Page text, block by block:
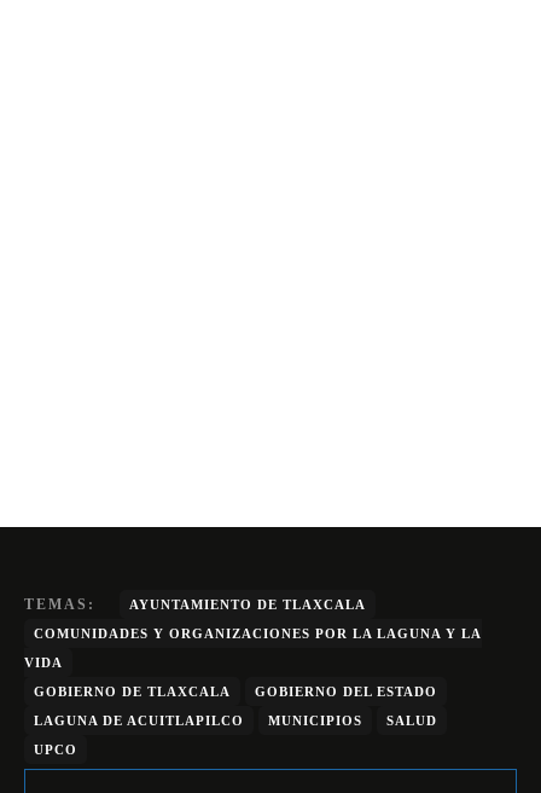
TEMAS:
AYUNTAMIENTO DE TLAXCALA
COMUNIDADES Y ORGANIZACIONES POR LA LAGUNA Y LA
VIDA
GOBIERNO DE TLAXCALA
GOBIERNO DEL ESTADO
LAGUNA DE ACUITLAPILCO
MUNICIPIOS
SALUD
UPCO